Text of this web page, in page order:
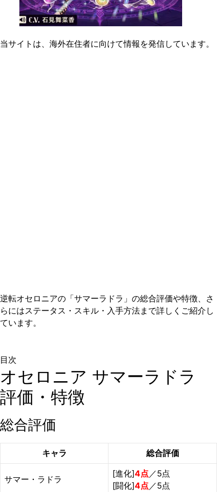
当サイトは、海外在住者に向けて情報を発信しています。
逆転オセロニアの「サマーラドラ」の総合評価や特徴、さ
らにはステータス・スキル・入手方法まで詳しくご紹介し
ています。
目次
オセロニア サマーラドラ
評価・特徴
総合評価
キャラ 総合評価
サマー・ラドラ
[進化]4点 ／5点
[闘化]4点 ／5点